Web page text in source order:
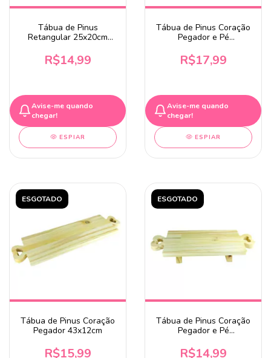
Tábua de Pinus
Retangular 25x20cm
R$14,99
Avise-me quando
chegar!
ESPIAR
Tábua de Pinus Coração
Pegador e Pé
R$17,99
Avise-me quando
chegar!
ESPIAR
ESGOTADO
Tábua de Pinus Coração
Pegador 43x12cm
R$15,99
ESGOTADO
Tábua de Pinus Coração
Pegador e Pé
R$14,99